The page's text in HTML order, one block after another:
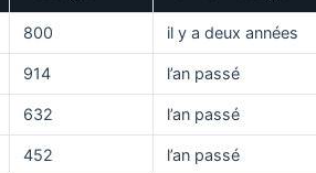
800 il y a deux années
914 l’an passé
632 l’an passé
452 l’an passé